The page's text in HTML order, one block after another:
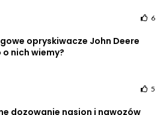
6
opryskiwacze John Deere
o nich wiemy?
5
dozowanie nasion i nawozów